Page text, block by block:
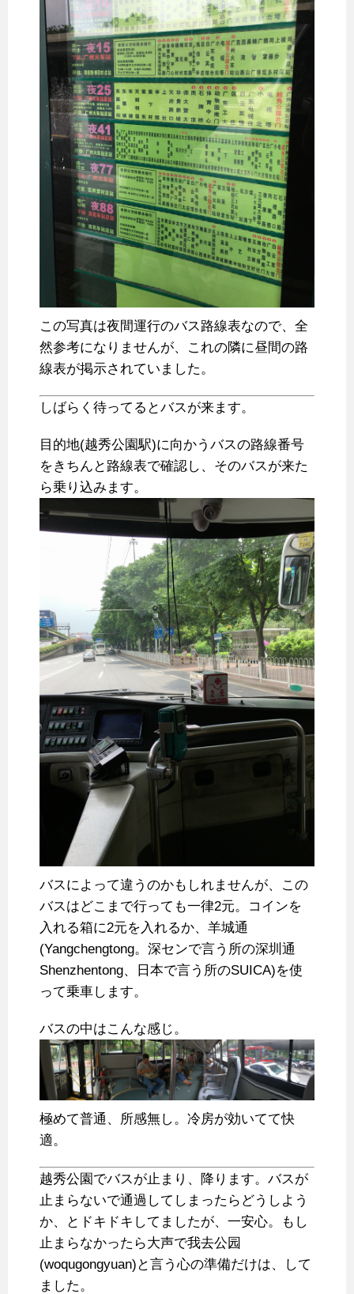
この写真は夜間運行のバス路線表なので、全
然参考になりませんが、これの隣に昼間の路
線表が掲示されていました。
しばらく待ってるとバスが来ます。
目的地(越秀公園駅)に向かうバスの路線番号
をきちんと路線表で確認し、そのバスが来た
ら乗り込みます。
バスによって違うのかもしれませんが、この
バスはどこまで行っても一律2元。コインを
入れる箱に2元を入れるか、羊城通
(Yangchengtong。深センで言う所の深圳通
Shenzhentong、日本で言う所のSUICA)を使
って乗車します。
バスの中はこんな感じ。
極めて普通、所感無し。冷房が効いてて快
適。
越秀公園でバスが止まり、降ります。バスが
止まらないで通過してしまったらどうしよう
か、とドキドキしてましたが、一安心。もし
止まらなかったら大声で我去公园
(woqugongyuan)と言う心の準備だけは、して
ました。